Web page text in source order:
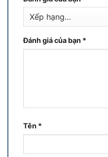
Đánh giá của bạn *
Tên *